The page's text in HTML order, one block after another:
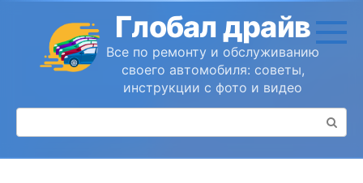
контенту
Глобал драйв
Все по ремонту и обслуживанию
своего автомобиля: советы,
инструкции с фото и видео
Поиск: